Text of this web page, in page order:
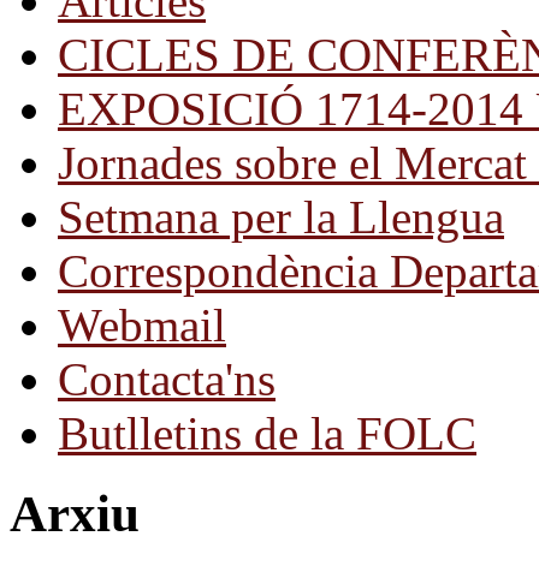
CICLES DE
EXPOSICIÓ 1714-
Jornades sobre el
Setmana per la Llengua
Correspondència
Webmail
Contacta'ns
Butlletins de la FOLC
Arxiu